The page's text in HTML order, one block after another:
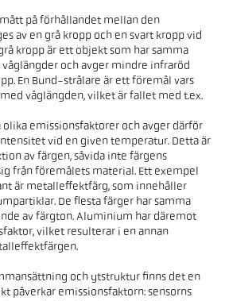
på förhållandet mellan den
av en grå kropp och en svart kropp vid
kropp är ett objekt som har samma
och avger mindre infraröd
En Bund-strålare är ett föremål vars
våglängden, vilket är fallet med t.ex.
olika emissionsfaktorer och avger därför
vid en given temperatur. Detta är
av färgen, såvida inte färgens
från föremålets material. Ett exempel
är metalleffektfärg, som innehåller
De flesta färger har samma
av färgton. Aluminium har däremot
vilket resulterar i en annan
och ytstruktur finns det en
påverkar emissionsfaktorn: sensorns